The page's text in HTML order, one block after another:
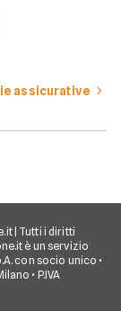
assicurative
| Tutti i diritti
è un servizio
con socio unico •
• P.IVA